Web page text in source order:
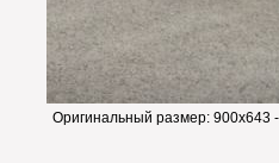
Оригинальный размер: 900x643